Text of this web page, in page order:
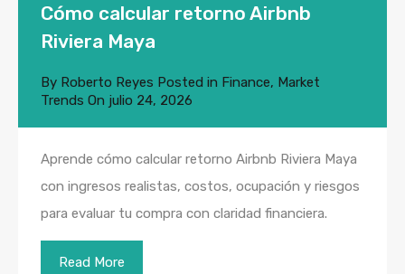
Cómo calcular retorno Airbnb
Riviera Maya
By Roberto Reyes Posted in Finance, Market
Trends On julio 24, 2026
Aprende cómo calcular retorno Airbnb Riviera Maya
con ingresos realistas, costos, ocupación y riesgos
para evaluar tu compra con claridad financiera.
Read More